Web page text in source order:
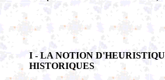
I - LA NOTION
HISTORIQUES